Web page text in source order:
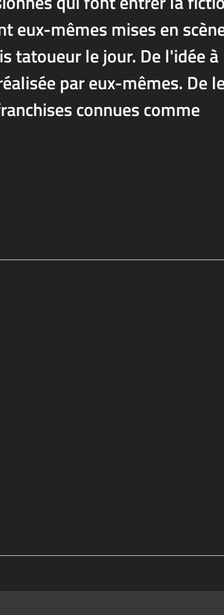
eux-mêmes mises en
tatoueur le jour. De l'idée à
par eux-mêmes. De
connues comme